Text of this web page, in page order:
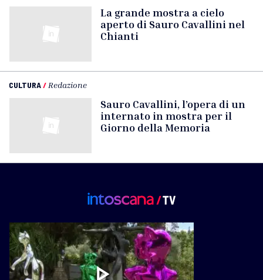
La grande mostra a cielo
aperto di Sauro Cavallini nel
Chianti
CULTURA/ Redazione
Sauro Cavallini, l’opera di un
internato in mostra per il
Giorno della Memoria